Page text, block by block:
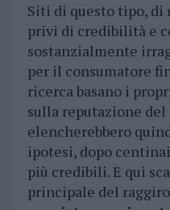
Siti di questo tipo, di
privi di credibilità e
sostanzialmente
per il consumatore
ricerca basano i
sulla reputazione del
elencherebbero
ipotesi, dopo
più credibili. E qui
principale del